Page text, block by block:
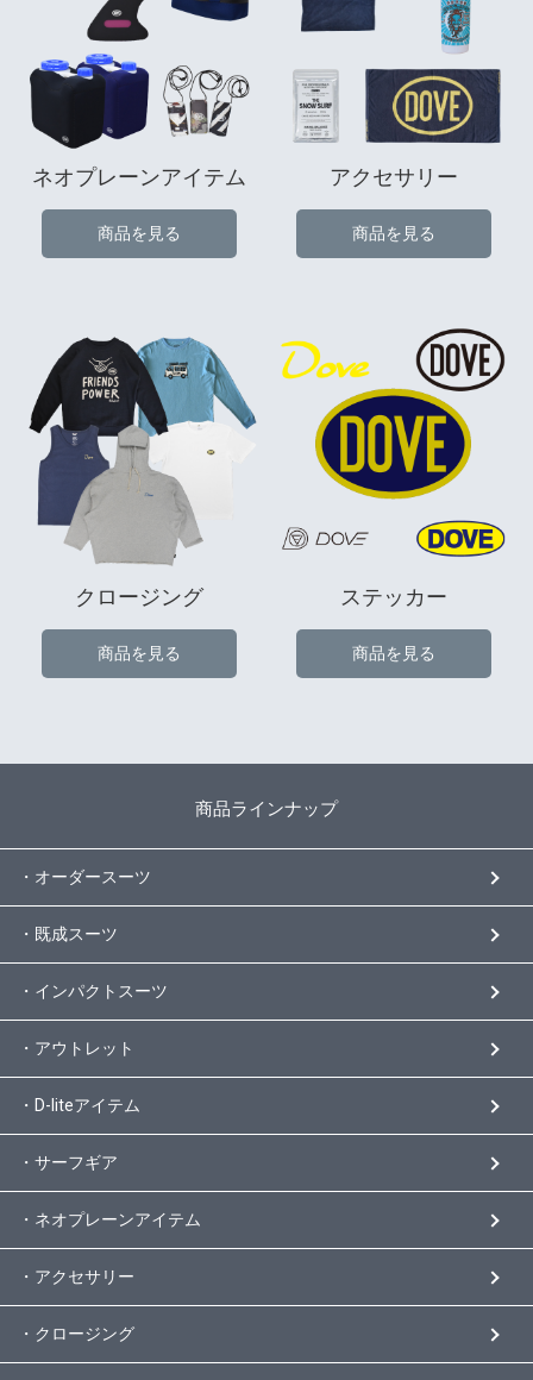
ネオプレーンアイテム
商品を見る
アクセサリー
商品を見る
クロージング
商品を見る
ステッカー
商品を見る
商品ラインナップ
・オーダースーツ
・既成スーツ
・インパクトスーツ
・アウトレット
・D-liteアイテム
・サーフギア
・ネオプレーンアイテム
・アクセサリー
・クロージング